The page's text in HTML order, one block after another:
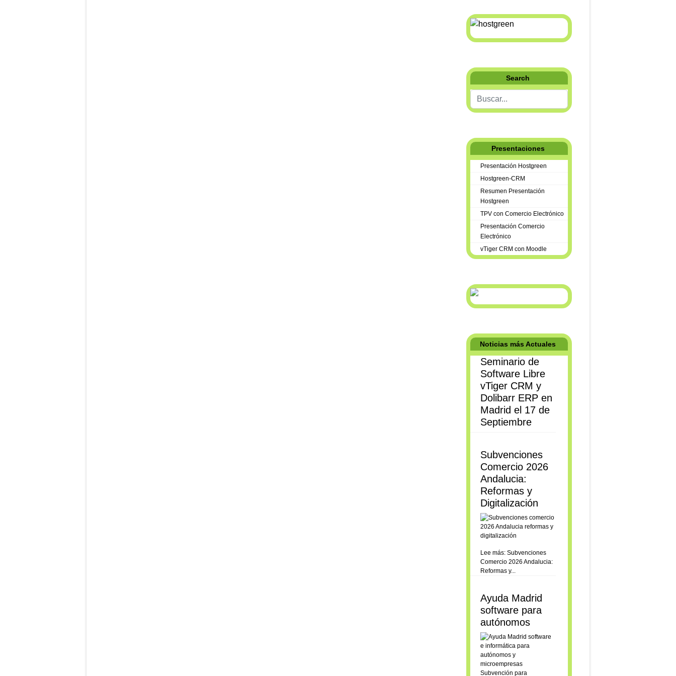
Search
Buscar...
Presentaciones
Presentación Hostgreen
Hostgreen-CRM
Resumen Presentación
Hostgreen
TPV con Comercio Electrónico
Presentación Comercio
Electrónico
vTiger CRM con Moodle
Noticias más Actuales
Seminario de
Software Libre
vTiger CRM y
Dolibarr ERP en
Madrid el 17 de
Septiembre
Subvenciones
Comercio 2026
Andalucia:
Reformas y
Digitalización
Lee más: Subvenciones
Comercio 2026 Andalucia:
Reformas y...
Ayuda Madrid
software para
autónomos
Subvención para